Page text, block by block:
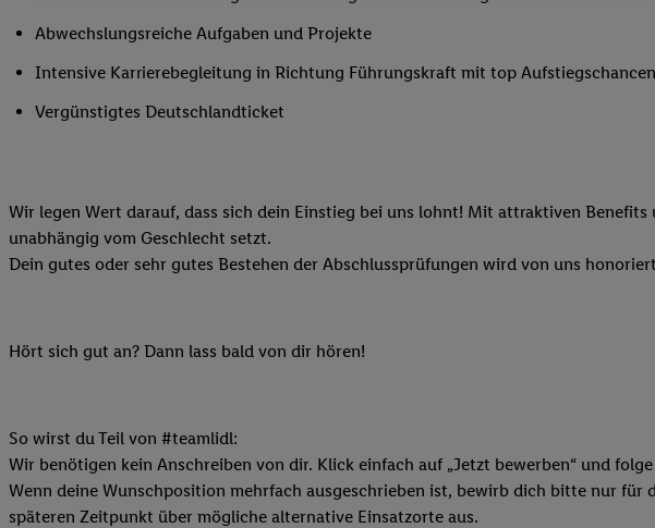
Abwechslungsreiche Aufgaben und Projekte
Intensive Karrierebegleitung in Richtung Führungskraft mit top
Vergünstigtes Deutschlandticket
Wir legen Wert darauf, dass sich dein Einstieg bei uns lohnt! Mit attraktiven
unabhängig vom Geschlecht setzt.
Dein gutes oder sehr gutes Bestehen der Abschlussprüfungen wird von uns
Hört sich gut an? Dann lass bald von dir hören!
So wirst du Teil von #teamlidl:
Wir benötigen kein Anschreiben von dir. Klick einfach auf „Jetzt bewerben“ und
Wenn deine Wunschposition mehrfach ausgeschrieben ist, bewirb dich bitte nur
späteren Zeitpunkt über mögliche alternative Einsatzorte aus.
auch Ihre in einen Hashwert umgewandelte
Zudem erlauben Sie uns, der Utiq SA/NV
Lidl-Diensten zu erfassen. Insbesondere
können Ihre Einwilligung speziell zur
finden Sie in den
Ihre Einwilligung jederzeit mit Wirkung für
Datenschutzbestimmungen.Die Impressen
Verwendungszwecke oder Partner zulassen;